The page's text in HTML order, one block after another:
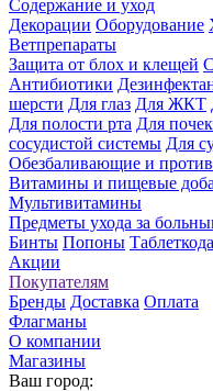
Содержание и уход
Декорации Оборудование
Ветпрепараты
Защита от блох и клещей
Антибиотики
шерсти Для глаз Для ЖКТ
Для полости рта Для
сосудистой системы Для
Обезбаливающие и
Витамины и пищевые
Мультивитамины
Предметы ухода за
Бинты Попоны
Акции
Покупателям
Бренды Доставка Оплата
Флагманы
О компании
Магазины
Ваш город: